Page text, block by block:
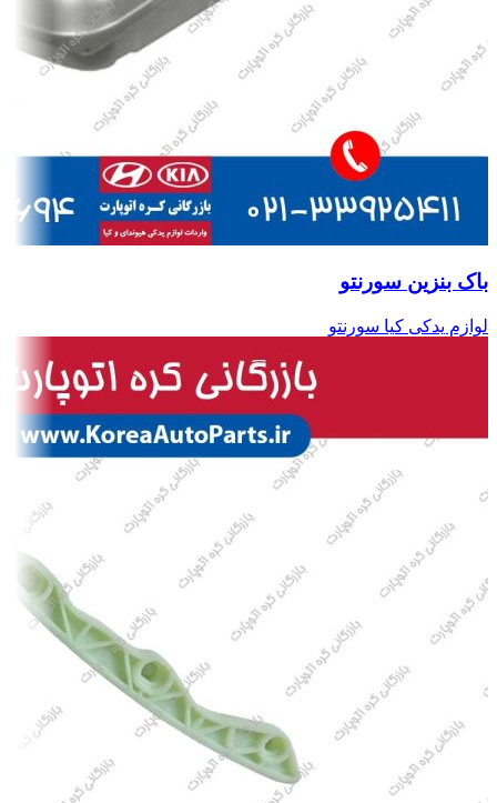
باک بنزین سورنتو
لوازم یدکی کیا سورنتو